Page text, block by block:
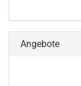
Angebote